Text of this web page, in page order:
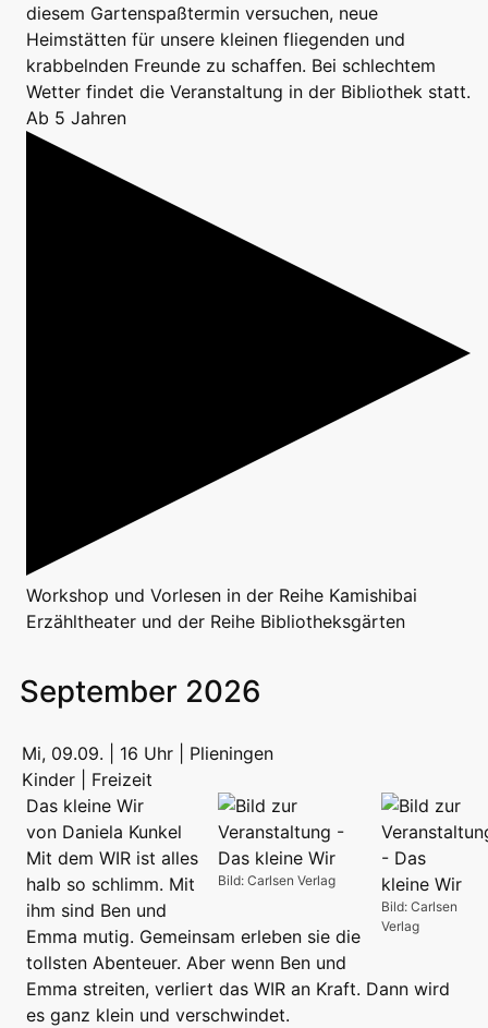
diesem Gartenspaßtermin versuchen, neue
Heimstätten für unsere kleinen fliegenden und
krabbelnden Freunde zu schaffen. Bei schlechtem
Wetter findet die Veranstaltung in der Bibliothek statt.
Ab 5 Jahren
Workshop und Vorlesen in der Reihe Kamishibai
Erzähltheater und der Reihe Bibliotheksgärten
September 2026
Mi, 09.09. | 16 Uhr | Plieningen
Kinder | Freizeit
Bild: Carlsen
Verlag
Bild: Carlsen Verlag
Das kleine Wir
von Daniela Kunkel
Mit dem WIR ist alles
halb so schlimm. Mit
ihm sind Ben und
Emma mutig. Gemeinsam erleben sie die
tollsten Abenteuer. Aber wenn Ben und
Emma streiten, verliert das WIR an Kraft. Dann wird
es ganz klein und verschwindet.